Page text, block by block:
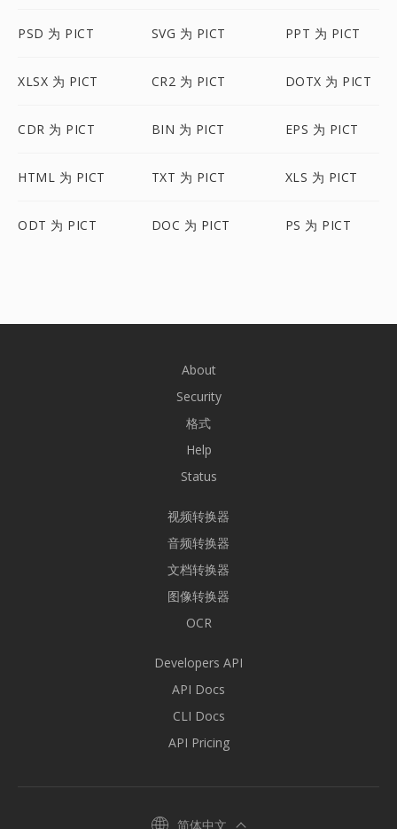
PSD 为 PICT SVG 为 PICT PPT 为 PICT
XLSX 为 PICT CR2 为 PICT DOTX 为 PICT
CDR 为 PICT BIN 为 PICT EPS 为 PICT
HTML 为 PICT TXT 为 PICT XLS 为 PICT
ODT 为 PICT DOC 为 PICT PS 为 PICT
About
Security
格式
Help
Status
视频转换器
音频转换器
文档转换器
图像转换器
OCR
Developers API
API Docs
CLI Docs
API Pricing
简体中文